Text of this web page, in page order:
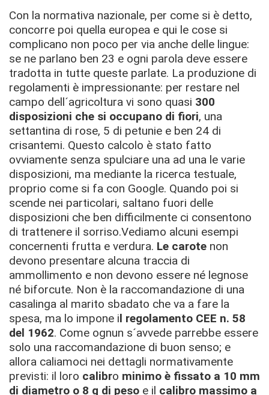
Con la normativa nazionale, per come si è detto,
concorre poi quella europea e qui le cose si
complicano non poco per via anche delle lingue:
se ne parlano ben 23 e ogni parola deve essere
tradotta in tutte queste parlate. La produzione di
regolamenti è impressionante: per restare nel
campo dell´agricoltura vi sono quasi 300
disposizioni che si occupano di fiori, una
settantina di rose, 5 di petunie e ben 24 di
crisantemi. Questo calcolo è stato fatto
ovviamente senza spulciare una ad una le varie
disposizioni, ma mediante la ricerca testuale,
proprio come si fa con Google. Quando poi si
scende nei particolari, saltano fuori delle
disposizioni che ben difficilmente ci consentono
di trattenere il sorriso.Vediamo alcuni esempi
concernenti frutta e verdura. Le carote non
devono presentare alcuna traccia di
ammollimento e non devono essere né legnose
né biforcute. Non è la raccomandazione di una
casalinga al marito sbadato che va a fare la
spesa, ma lo impone il regolamento CEE n. 58
del 1962. Come ognun s´avvede parrebbe essere
solo una raccomandazione di buon senso; e
allora caliamoci nei dettagli normativamente
previsti: il loro calibro minimo è fissato a 10 mm
di diametro o 8 g di peso e il calibro massimo a